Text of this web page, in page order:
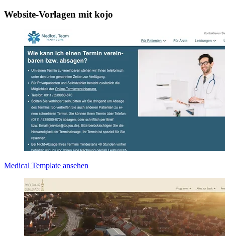
Website-Vorlagen mit kojo
Medical Template ansehen